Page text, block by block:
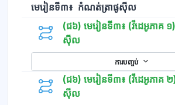
មេរៀនទី៣៖ កំណត់ត្រាផូស៊ីល
(ជ៦) មេរៀនទី៣៖ (វីដេអូភាគ
ស៊ីល
ការបញ្ចប់
(ជ៦) មេរៀនទី៣៖ (វីដេអូភាគ
ស៊ីល